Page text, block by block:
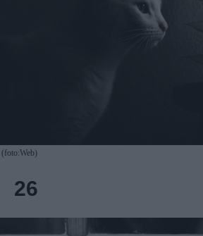
(foto:Web)
26